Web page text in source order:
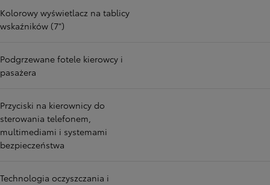
Kolorowy wyświetlacz na tablicy
wskaźników (7")
Podgrzewane fotele kierowcy i
pasażera
Przyciski na kierownicy do
sterowania telefonem,
multimediami i systemami
bezpieczeństwa
Technologia oczyszczania i